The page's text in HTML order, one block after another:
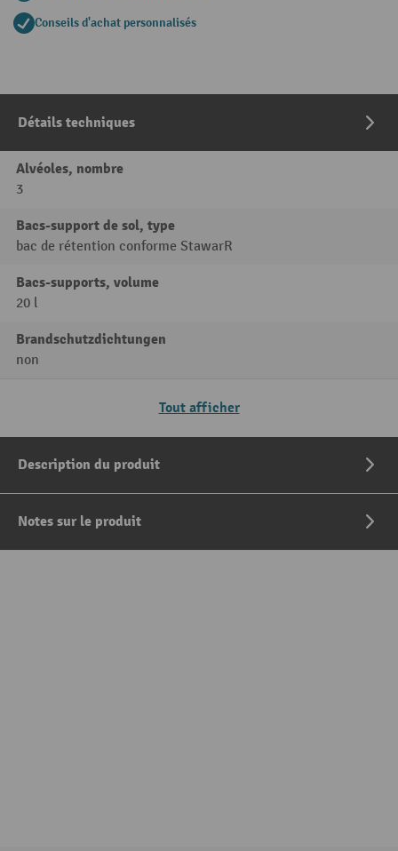
Conseils d'achat personnalisés
Détails techniques
Alvéoles, nombre
3
Bacs-support de sol, type
bac de rétention conforme StawarR
Bacs-supports, volume
20 l
Brandschutzdichtungen
non
Tout afficher
Description du produit
Notes sur le produit